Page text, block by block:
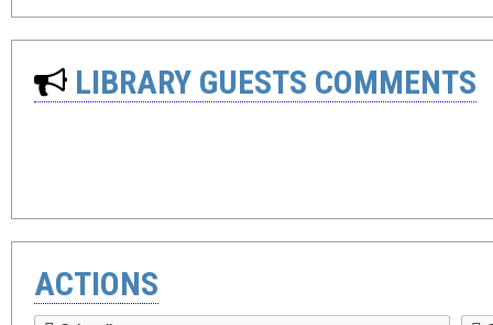
LIBRARY GUESTS COMMENTS
ACTIONS